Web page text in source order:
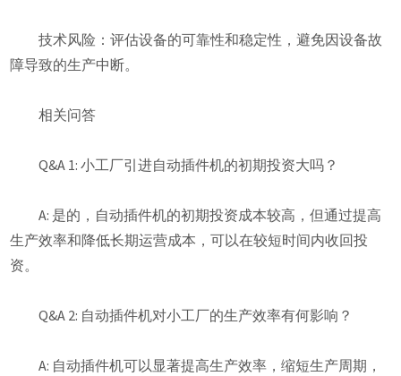
技术风险：评估设备的可靠性和稳定性，避免因设备故
障导致的生产中断。
相关问答
Q&A 1: 小工厂引进自动插件机的初期投资大吗？
A: 是的，自动插件机的初期投资成本较高，但通过提高
生产效率和降低长期运营成本，可以在较短时间内收回投
资。
Q&A 2: 自动插件机对小工厂的生产效率有何影响？
A: 自动插件机可以显著提高生产效率，缩短生产周期，